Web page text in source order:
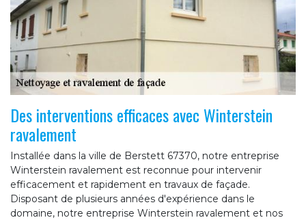
Des interventions efficaces avec Winterstein
ravalement
Installée dans la ville de Berstett 67370, notre entreprise
Winterstein ravalement est reconnue pour intervenir
efficacement et rapidement en travaux de façade.
Disposant de plusieurs années d'expérience dans le
domaine, notre entreprise Winterstein ravalement et nos